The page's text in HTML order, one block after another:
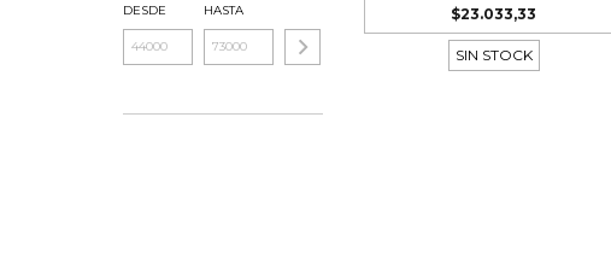
DESDE HASTA
$23.033,33
SIN STOCK